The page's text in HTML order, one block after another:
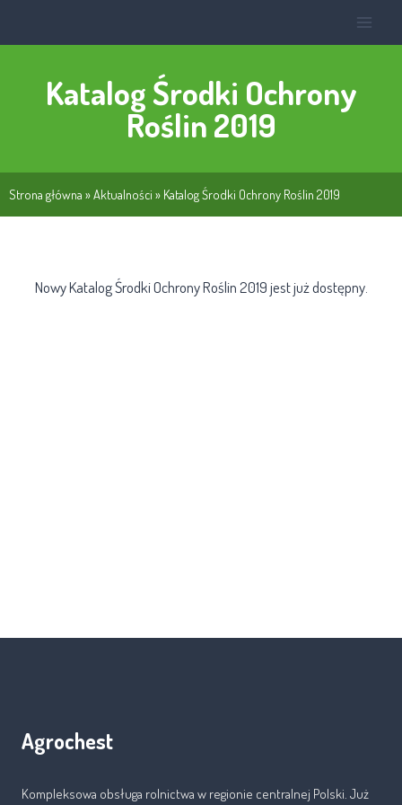
Katalog Środki Ochrony
Roślin 2019
Strona główna »Aktualności » Katalog Środki Ochrony Roślin 2019
Nowy Katalog Środki Ochrony Roślin 2019 jest już dostępny.
Agrochest
Kompleksowa obsługa rolnictwa w regionie centralnej Polski. Już